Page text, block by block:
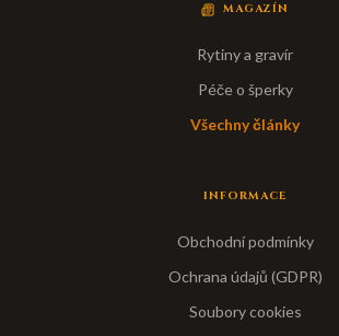
MAGAZÍN
Rytiny a gravír
Péče o šperky
Všechny články
INFORMACE
Obchodní podmínky
Ochrana údajů (GDPR)
Soubory cookies